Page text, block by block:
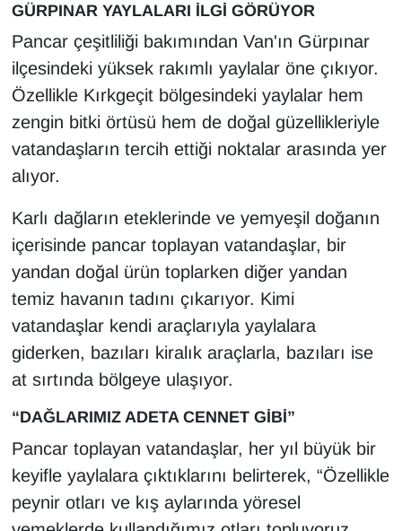
GÜRPINAR YAYLALARI İLGİ GÖRÜYOR
Pancar çeşitliliği bakımından Van'ın Gürpınar
ilçesindeki yüksek rakımlı yaylalar öne çıkıyor.
Özellikle Kırkgeçit bölgesindeki yaylalar hem
zengin bitki örtüsü hem de doğal güzellikleriyle
vatandaşların tercih ettiği noktalar arasında yer
alıyor.
Karlı dağların eteklerinde ve yemyeşil doğanın
içerisinde pancar toplayan vatandaşlar, bir
yandan doğal ürün toplarken diğer yandan
temiz havanın tadını çıkarıyor. Kimi
vatandaşlar kendi araçlarıyla yaylalara
giderken, bazıları kiralık araçlarla, bazıları ise
at sırtında bölgeye ulaşıyor.
“DAĞLARIMIZ ADETA CENNET GİBİ”
Pancar toplayan vatandaşlar, her yıl büyük bir
keyifle yaylalara çıktıklarını belirterek, “Özellikle
peynir otları ve kış aylarında yöresel
VAN'DA SPOR
Vasıta
YEREL